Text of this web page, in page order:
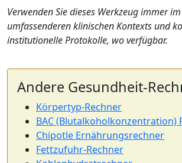
Verwenden Sie dieses Werkzeug immer im
umfassenderen klinischen Kontexts und
institutionelle Protokolle, wo verfügbar.
Andere Gesundheit-
Körpertyp-Rechner
BAC (Blutalkoholkonzentration)
Chipotle Ernährungsrechner
Fettzufuhr-Rechner